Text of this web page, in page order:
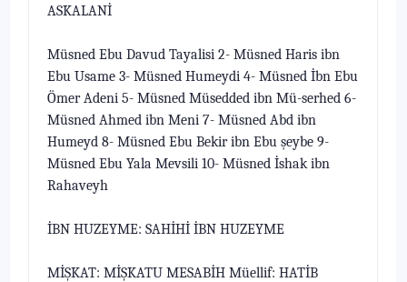
ASKALANİ
Müsned Ebu Davud Tayalisi 2- Müsned Haris ibn
Ebu Usame 3- Müs­ned Humeydi 4- Müsned İbn Ebu
Ömer Adeni 5- Müsned Müsedded ibn Mü-serhed 6-
Müsned Ahmed ibn Meni 7- Müsned Abd ibn
Humeyd 8- Müsned Ebu Bekir ibn Ebu şeybe 9-
Müsned Ebu Yala Mevsili 10- Müsned İshak ibn
Rahaveyh
İBN HUZEYME: SAHİHİ İBN HUZEYME
MİŞKAT: MİŞKATU MESABİH Müellif: HATİB